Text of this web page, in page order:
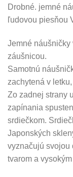
Drobné. jemné
ľudovou piesňou
Jemné
záušnicou.
Samotnú
zachytená v
Zo zadnej strany
zapínania
srdiečkom.
Japonských
vyznačujú svojou
tvarom a